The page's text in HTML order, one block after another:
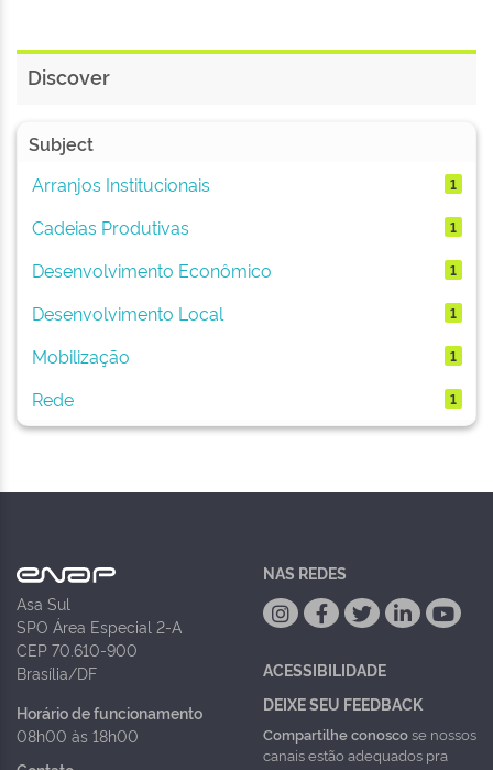
Discover
Subject
Arranjos Institucionais
1
Cadeias Produtivas 1
Desenvolvimento Econômico 1
Desenvolvimento Local 1
Mobilização 1
Rede 1
Asa Sul
SPO Área Especial 2-A
CEP 70.610-900
Brasília/DF
Horário de funcionamento
08h00 às 18h00
NAS REDES
ACESSIBILIDADE
DEIXE SEU FEEDBACK
Compartilhe conoscose nossos
canais estão adequados pra